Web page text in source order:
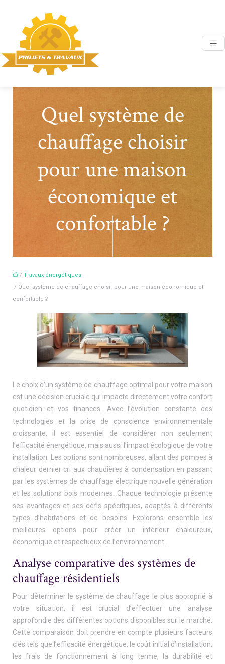
Quel système de
chauffage choisir
pour une maison
économique et
confortable ?
/ Travaux énergétiques
/ Quel système de chauffage choisir pour une maison économique et
confortable ?
Le choix d’un système de chauffage optimal pour votre maison
est une décision cruciale qui impacte directement votre confort
quotidien et vos finances. Avec l’évolution constante des
technologies et la prise de conscience environnementale
croissante, il est essentiel de considérer non seulement
l’efficacité énergétique, mais aussi l’impact écologique de votre
installation. Les options sont nombreuses, allant des pompes à
chaleur dernier cri aux chaudières à condensation en passant
par les systèmes de chauffage électrique nouvelle génération
et les solutions bois modernes. Chaque technologie présente
ses avantages et ses défis spécifiques, adaptés à différents
types d’habitations et de besoins. Explorons ensemble les
meilleures options pour créer un intérieur chaleureux,
économique et respectueux de l’environnement.
Analyse comparative des systèmes de
chauffage résidentiels
Pour déterminer le système de chauffage le plus approprié à
votre situation, il est crucial d’effectuer une analyse
approfondie des différentes options disponibles sur le marché.
Cette comparaison doit prendre en compte plusieurs facteurs
clés tels que l’efficacité énergétique, le coût initial d’installation,
les frais de fonctionnement à long terme, la durabilité et